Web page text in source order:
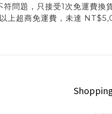
問題，只接受1次免運費換
上超商免運費，未達